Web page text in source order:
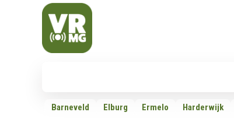
Veluwe Randmeer Mediagroep
VRMG, de omroep voor de Noord-West Veluwe
Barneveld Elburg Ermelo Harderwijk